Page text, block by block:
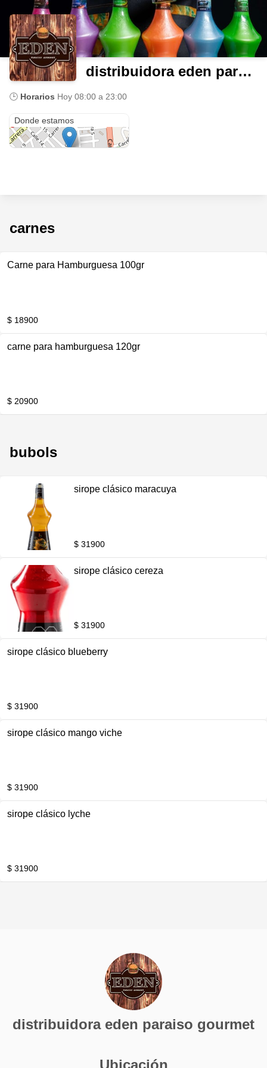
distribuidora eden paraiso gourmet
🕒 Horarios Hoy 08:00 a 23:00
Donde estamos
carnes
Carne para Hamburguesa 100gr
$ 18900
carne para hamburguesa 120gr
$ 20900
bubols
sirope clásico maracuya
$ 31900
sirope clásico cereza
$ 31900
sirope clásico blueberry
$ 31900
sirope clásico mango viche
$ 31900
sirope clásico lyche
$ 31900
distribuidora eden paraiso gourmet
Ubicación